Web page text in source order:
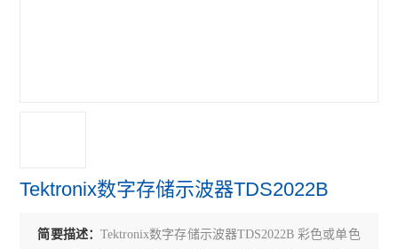
Tektronix数字存储示波器TDS2022B
简要描述：Tektronix数字存储示波器TDS2022B 彩色或单色